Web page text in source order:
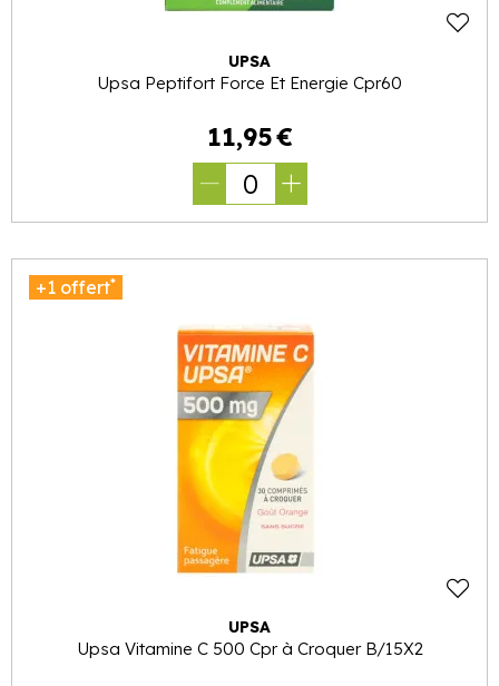
UPSA
Upsa Peptifort Force Et Energie Cpr60
11,95€
0
+1 offert*
UPSA
Upsa Vitamine C 500 Cpr à Croquer B/15X2